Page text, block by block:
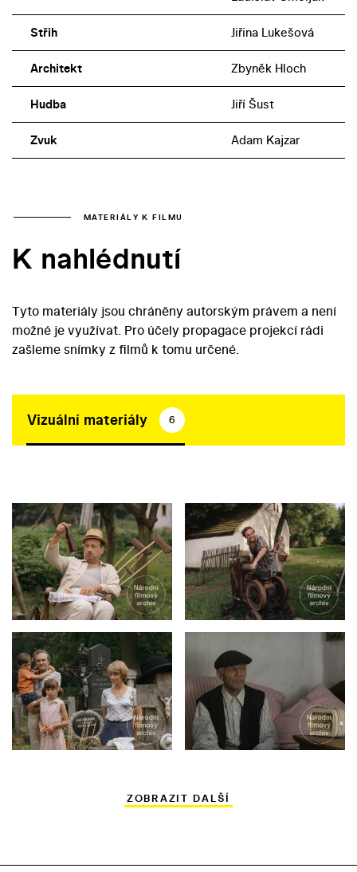
Střih Jiřina Lukešová
Architekt Zbyněk Hloch
Hudba Jiří Šust
Zvuk Adam Kajzar
MATERIÁLY K FILMU
K nahlédnutí
Tyto materiály jsou chráněny autorským právem a není
možné je využívat. Pro účely propagace projekcí rádi
zašleme snímky z filmů k tomu určené.
Vizuální materiály 6
ZOBRAZIT DALŠÍ